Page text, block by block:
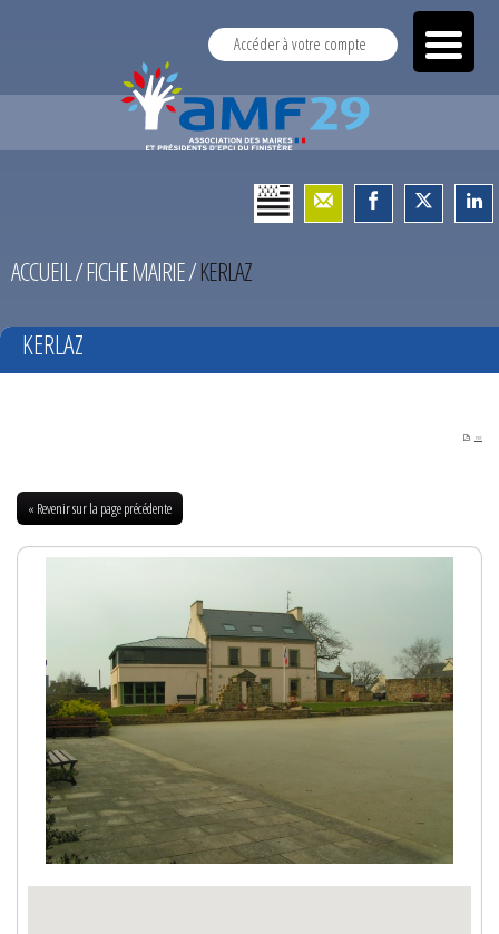
Accéder à votre compte
ACCUEIL/FICHE MAIRIE/KERLAZ
KERLAZ
PDF
« Revenir sur la page précédente